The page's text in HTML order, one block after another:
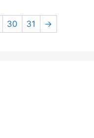
30 31 →